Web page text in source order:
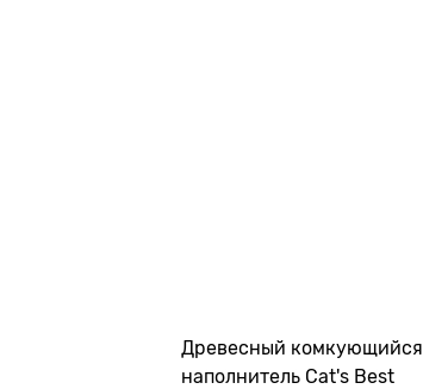
Древесный комкующийся
наполнитель Cat's Best